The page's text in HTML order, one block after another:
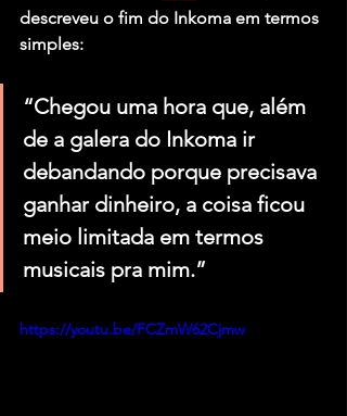
descreveu o fim do Inkoma em termos
simples:
“Chegou uma hora que, além
de a galera do Inkoma ir
debandando porque precisava
ganhar dinheiro, a coisa ficou
meio limitada em termos
musicais pra mim.”
https://youtu.be/FCZmW62Cjmw